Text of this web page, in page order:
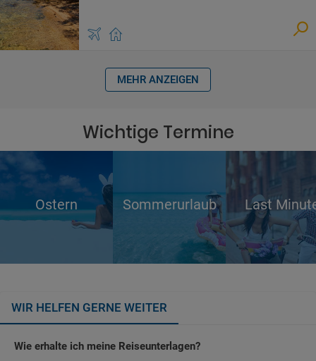
MEHR ANZEIGEN
Wichtige Termine
Ostern Sommerurlaub Last
WIR HELFEN GERNE WEITER
Wie erhalte ich meine Reiseunterlagen?